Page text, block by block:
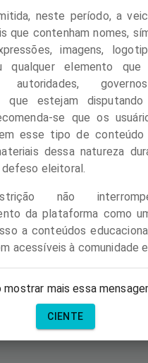
neste período, a
que contenham nomes,
imagens,
qualquer elemento que
autoridades,
que estejam disputando
se que os
esse tipo de
dessa natureza
eleitoral.
não
da plataforma como
a conteúdos
acessíveis à comunidade
mostrar mais essa
CIENTE
- A Rede Social da
conectar com pessoas
recursos
(REDs)!
para acessar? Clique
uma conta? Cadastre-se
Entrar com
Entrar sem cadastrar